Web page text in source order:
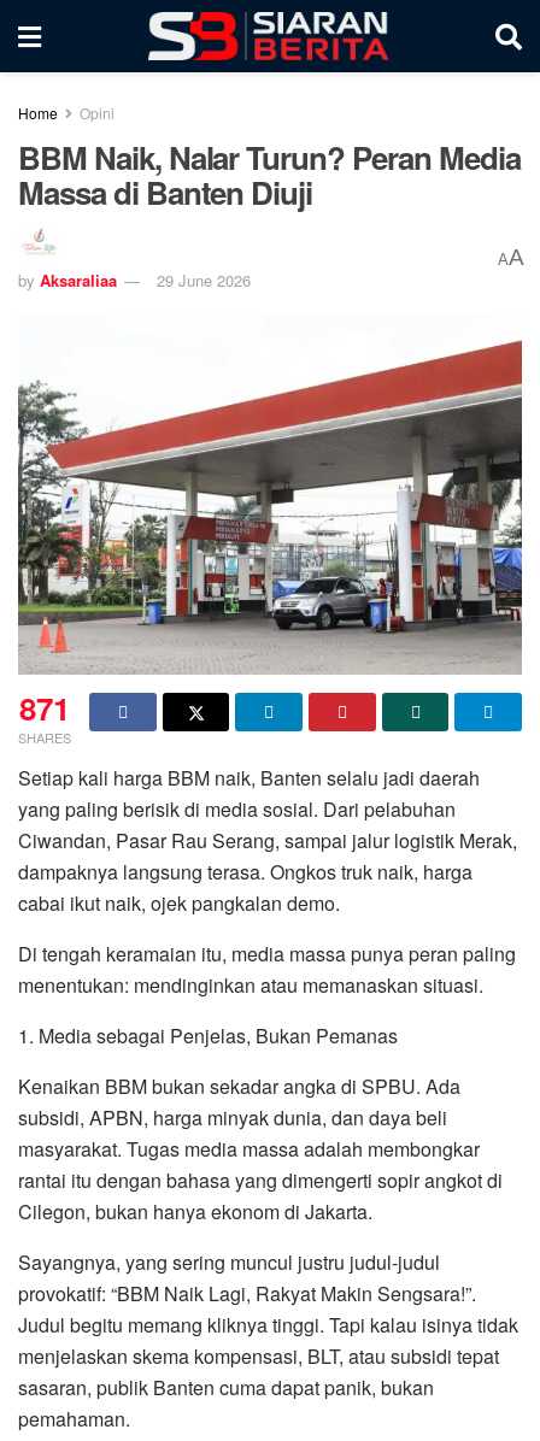
Home Opini
BBM Naik, Nalar Turun? Peran Media
Massa di Banten Diuji
by Aksaraliaa 29 June 2026
AA
871
SHARES
Setiap kali harga BBM naik, Banten selalu jadi daerah
yang paling berisik di media sosial. Dari pelabuhan
Ciwandan, Pasar Rau Serang, sampai jalur logistik Merak,
dampaknya langsung terasa. Ongkos truk naik, harga
cabai ikut naik, ojek pangkalan demo.
Di tengah keramaian itu, media massa punya peran paling
menentukan: mendinginkan atau memanaskan situasi.
1. Media sebagai Penjelas, Bukan Pemanas
Kenaikan BBM bukan sekadar angka di SPBU. Ada
subsidi, APBN, harga minyak dunia, dan daya beli
masyarakat. Tugas media massa adalah membongkar
rantai itu dengan bahasa yang dimengerti sopir angkot di
Cilegon, bukan hanya ekonom di Jakarta.
Sayangnya, yang sering muncul justru judul-judul
provokatif: “BBM Naik Lagi, Rakyat Makin Sengsara!”.
Judul begitu memang kliknya tinggi. Tapi kalau isinya tidak
menjelaskan skema kompensasi, BLT, atau subsidi tepat
sasaran, publik Banten cuma dapat panik, bukan
pemahaman.